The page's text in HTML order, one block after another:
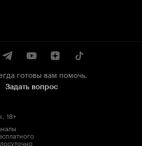
готовы вам помочь.
Задать вопрос
. 18+